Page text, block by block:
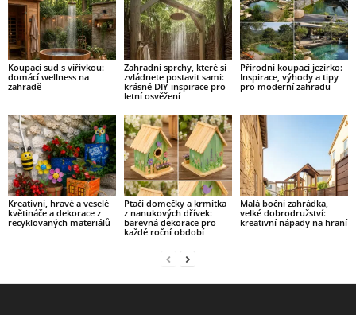
Koupací sud s vířivkou:
domácí wellness na
zahradě
Zahradní sprchy, které si
zvládnete postavit sami:
krásné DIY inspirace pro
letní osvěžení
Přírodní koupací jezírko:
Inspirace, výhody a tipy
pro moderní zahradu
Kreativní, hravé a veselé
květináče a dekorace z
recyklovaných materiálů
Ptačí domečky a krmítka
z nanukových dřívek:
barevná dekorace pro
každé roční období
Malá boční zahrádka,
velké dobrodružství:
kreativní nápady na hraní